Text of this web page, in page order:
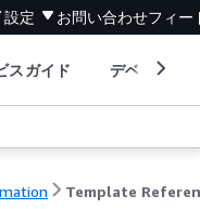
設定 お問い合わせフィー
スガイド デベロッパ
Template